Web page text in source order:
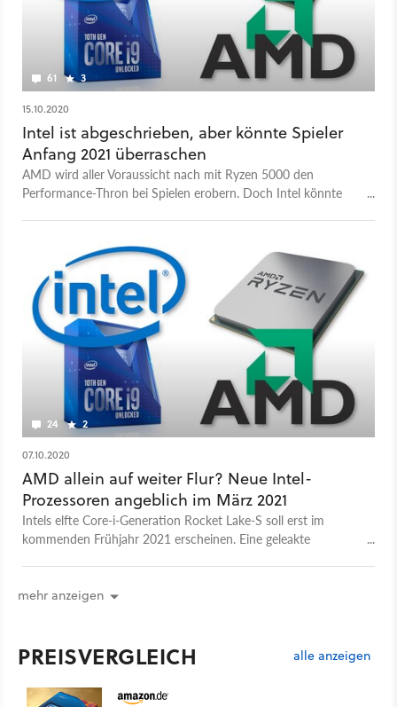
61 3
15.10.2020
Intel ist abgeschrieben, aber könnte Spieler
Anfang 2021 überraschen
AMD wird aller Voraussicht nach mit Ryzen 5000 den
Performance-Thron bei Spielen erobern. Doch Intel könnte
24 2
07.10.2020
AMD allein auf weiter Flur? Neue Intel-
Prozessoren angeblich im März 2021
Intels elfte Core-i-Generation Rocket Lake-S soll erst im
kommenden Frühjahr 2021 erscheinen. Eine geleakte
mehr anzeigen
PREISVERGLEICH alle anzeigen